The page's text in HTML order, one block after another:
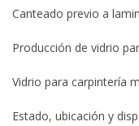
Canteado previo a
Producción de vidrio
Vidrio para carpintería
Estado, ubicación y